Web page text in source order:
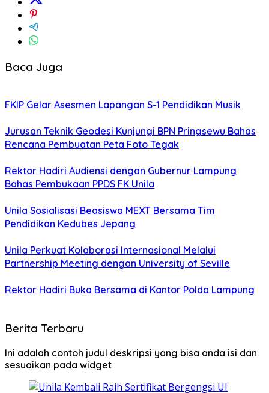
Baca Juga
FKIP Gelar Asesmen Lapangan S-1 Pendidikan Musik
Jurusan Teknik Geodesi Kunjungi BPN Pringsewu Bahas
Rencana Pembuatan Peta Foto Tegak
Rektor Hadiri Audiensi dengan Gubernur Lampung
Bahas Pembukaan PPDS FK Unila
Unila Sosialisasi Beasiswa MEXT Bersama Tim
Pendidikan Kedubes Jepang
Unila Perkuat Kolaborasi Internasional Melalui
Partnership Meeting dengan University of Seville
Rektor Hadiri Buka Bersama di Kantor Polda Lampung
Berita Terbaru
Ini adalah contoh judul deskripsi yang bisa anda isi dan
sesuaikan pada widget